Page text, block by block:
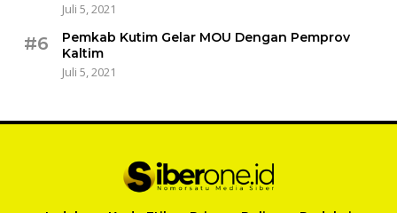
Juli 5, 2021
#6
Pemkab Kutim Gelar MOU Dengan Pemprov
Kaltim
Juli 5, 2021